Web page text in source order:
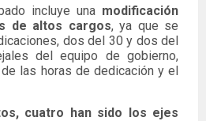
incluye una modificación
de altos cargos, ya que se
dos del 30 y dos del
del equipo de gobierno,
las horas de dedicación y el
cuatro han sido los ejes